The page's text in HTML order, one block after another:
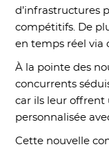
d’infrastructures
compétitifs. De
en temps réel via
À la pointe des
concurrents
car ils leur offrent
personnalisée
Cette nouvelle